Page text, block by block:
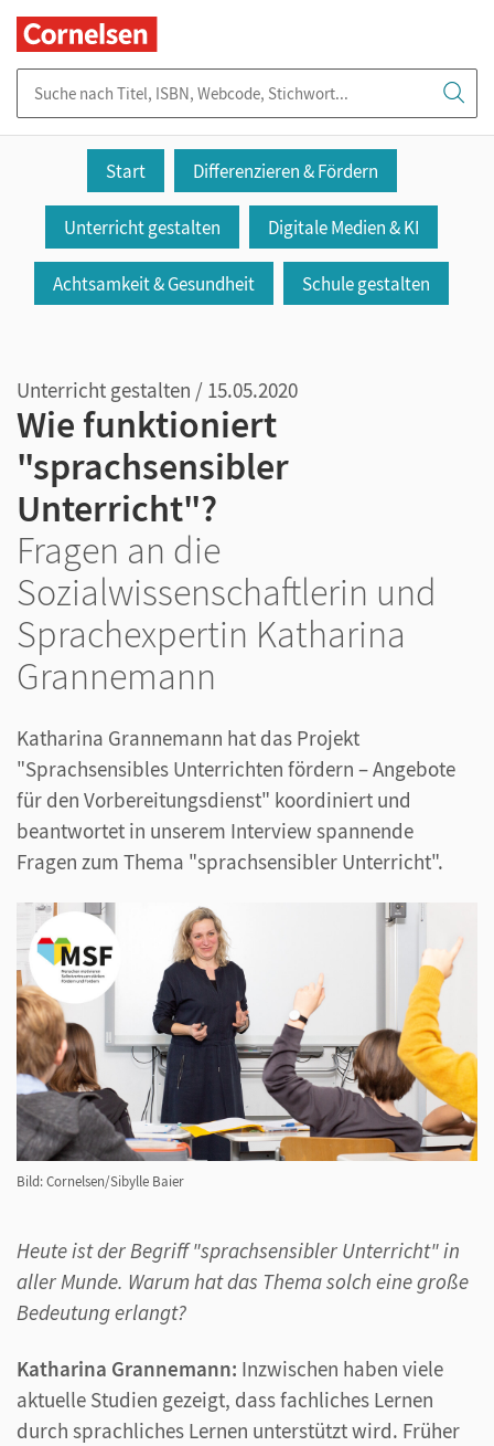
Start Differenzieren & Fördern
Unterricht gestalten Digitale Medien & KI
Achtsamkeit & Gesundheit Schule gestalten
Unterricht gestalten / 15.05.2020
Wie funktioniert
"sprachsensibler
Unterricht"?
Fragen an die
Sozialwissenschaftlerin und
Sprachexpertin Katharina
Grannemann
Katharina Grannemann hat das Projekt
"Sprachsensibles Unterrichten fördern – Angebote
für den Vorbereitungsdienst" koordiniert und
beantwortet in unserem Interview spannende
Fragen zum Thema "sprachsensibler Unterricht".
Bild: Cornelsen/Sibylle Baier
Heute ist der Begriff "sprachsensibler Unterricht" in
aller Munde. Warum hat das Thema solch eine große
Bedeutung erlangt?
Katharina Grannemann: Inzwischen haben viele
aktuelle Studien gezeigt, dass fachliches Lernen
durch sprachliches Lernen unterstützt wird. Früher